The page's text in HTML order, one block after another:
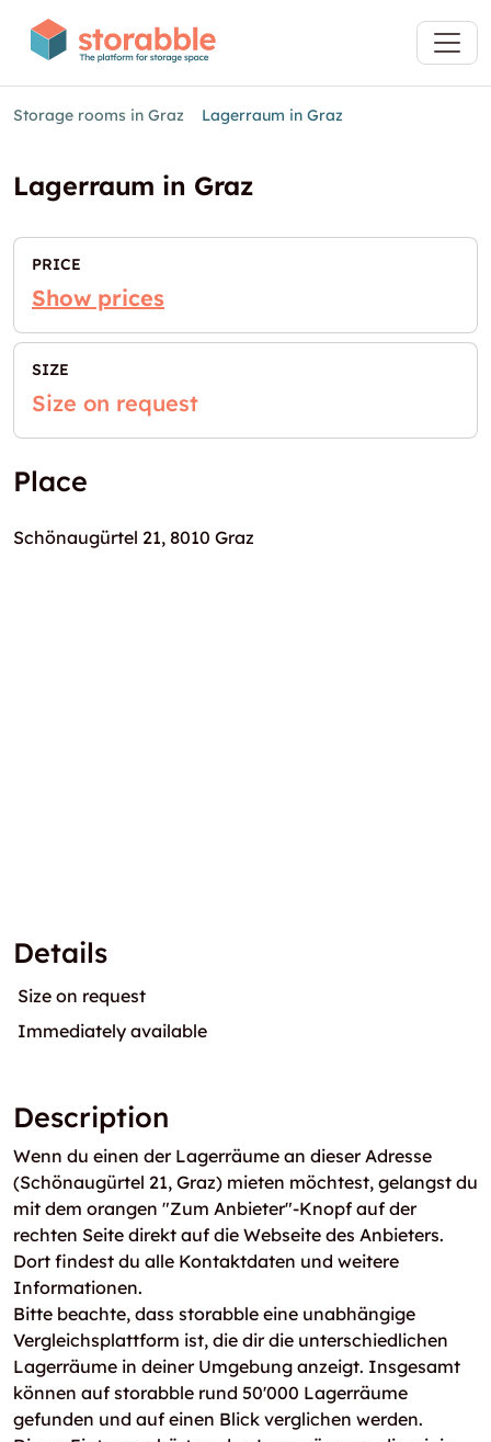
Storage rooms in Graz Lagerraum in Graz
Lagerraum in Graz
PRICE
Show prices
SIZE
Size on request
Place
Schönaugürtel 21, 8010 Graz
Details
Size on request
Immediately available
Description
Wenn du einen der Lagerräume an dieser Adresse
(Schönaugürtel 21, Graz) mieten möchtest, gelangst du
mit dem orangen "Zum Anbieter"-Knopf auf der
rechten Seite direkt auf die Webseite des Anbieters.
Dort findest du alle Kontaktdaten und weitere
Informationen.
Bitte beachte, dass storabble eine unabhängige
Vergleichsplattform ist, die dir die unterschiedlichen
Lagerräume in deiner Umgebung anzeigt. Insgesamt
können auf storabble rund 50'000 Lagerräume
gefunden und auf einen Blick verglichen werden.